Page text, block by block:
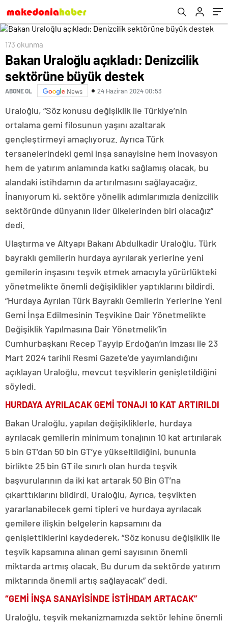
173 okunma
Bakan Uraloğlu açıkladı: Denizcilik
sektörüne büyük destek
ABONE OL News 24 Haziran 2024 00:53
Uraloğlu, “Söz konusu değişiklik ile Türkiye’nin
ortalama gemi filosunun yaşını azaltarak
gençleştirmeyi amaçlıyoruz. Ayrıca Türk
tersanelerindeki gemi inşa sanayisine hem inovasyon
hem de yatırım anlamında katkı sağlamış olacak, bu
alandaki istihdamın da artırılmasını sağlayacağız.
İnanıyorum ki, sektöre yönelik adımlarımızla denizcilik
sektöründe dünyanın lider ülkelerinden biri olacağız”
dedi.
Ulaştırma ve Altyapı Bakanı Abdulkadir Uraloğlu, Türk
bayraklı gemilerin hurdaya ayrılarak yerlerine yeni
gemilerin inşasını teşvik etmek amacıyla yürürlükteki
yönetmelikte önemli değişiklikler yaptıklarını bildirdi.
“Hurdaya Ayrılan Türk Bayraklı Gemilerin Yerlerine Yeni
Gemi İnşa Edilmesinin Teşvikine Dair Yönetmelikte
Değişiklik Yapılmasına Dair Yönetmelik”in
Cumhurbaşkanı Recep Tayyip Erdoğan’ın imzası ile 23
Mart 2024 tarihli Resmi Gazete’de yayımlandığını
açıklayan Uraloğlu, mevcut teşviklerin genişletildiğini
söyledi.
HURDAYA AYRILACAK GEMİ TONAJI 10 KAT ARTIRILDI
Bakan Uraloğlu, yapılan değişikliklerle, hurdaya
ayrılacak gemilerin minimum tonajının 10 kat artırılarak
5 bin GT’dan 50 bin GT’ye yükseltildiğini, bununla
birlikte 25 bin GT ile sınırlı olan hurda teşvik
başvurularının da iki kat artarak 50 Bin GT’na
çıkarttıklarını bildirdi. Uraloğlu, Ayrıca, teşvikten
yararlanabilecek gemi tipleri ve hurdaya ayrılacak
gemilere ilişkin belgelerin kapsamını da
genişlettiklerini kaydederek, “Söz konusu değişiklik ile
teşvik kapsamına alınan gemi sayısının önemli
miktarda artmış olacak. Bu durum da sektörde yatırım
miktarında önemli artış sağlayacak” dedi.
“GEMİ İNŞA SANAYİSİNDE İSTİHDAM ARTACAK”
Uraloğlu, teşvik mekanizmamızda sektör lehine önemli